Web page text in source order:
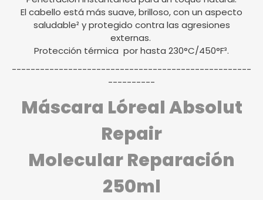
El cabello está más suave, brilloso, con un aspecto
saludable² y protegido contra las agresiones
externas.
Protección térmica por hasta 230°C/450°F³.
---------------------------------------------------
----------
Máscara Lóreal Absolut
Repair
Molecular Reparación
250ml